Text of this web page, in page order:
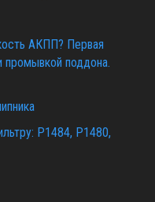
АКПП? Первая
промывкой поддона.
P1484, P1480,